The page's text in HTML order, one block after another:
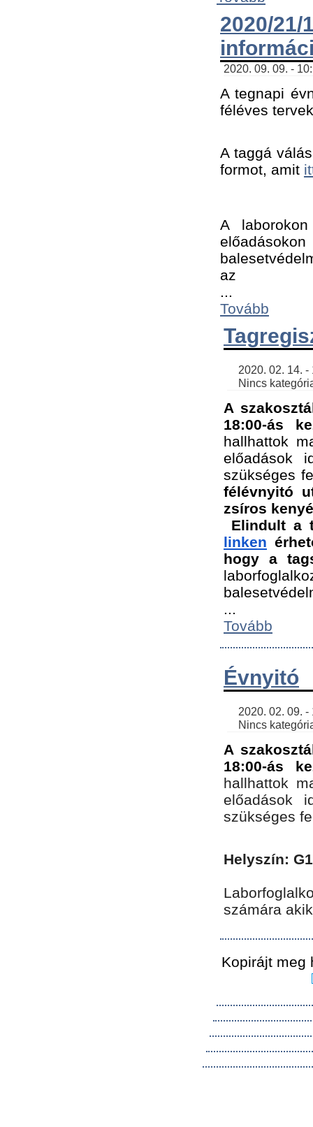
2020/
2020. 09. 09. -
A tegnapi
féléves
A taggá
formot, amit
A
az ﻿
Tovább
Nincs
A
18:00-ás
hallhattok
előadások
szükséges
félévnyitó
zsíros
Elindult a
linken
hogy a
Tovább
Évnyitó
Nincs
A
18:00-ás
hallhattok
előadások
szükséges
Helyszín:
számára
Kopirájt meg